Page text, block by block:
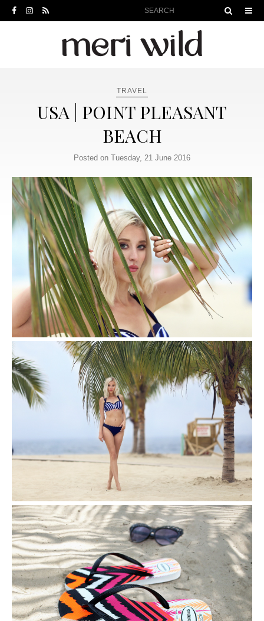
TRAVEL
USA | POINT PLEASANT
BEACH
Posted on Tuesday, 21 June 2016